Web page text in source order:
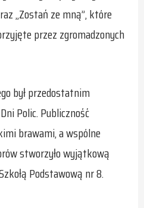
„Zostań ze mną”, które
przez zgromadzonych
był przedostatnim
Polic. Publiczność
brawami, a wspólne
stworzyło wyjątkową
Podstawową nr 8.